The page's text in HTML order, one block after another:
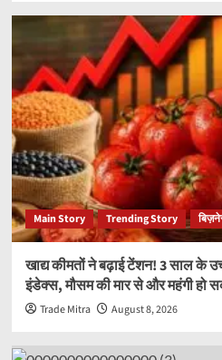
Main Story Trending Story
खाद्य कीमतों ने बढ़ाई टेंशन! 3 साल के
इंडेक्स, मौसम की मार से और महंगी हो
Trade Mitra August 8, 2026